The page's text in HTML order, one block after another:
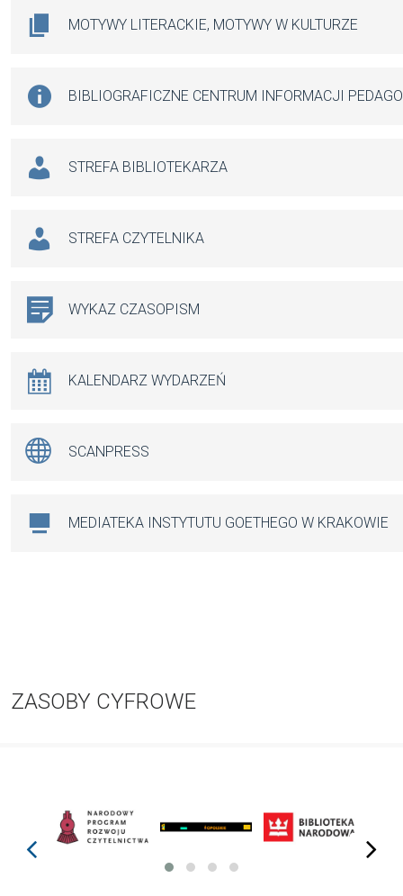
MOTYWY LITERACKIE, MOTYWY W KULTURZE
BIBLIOGRAFICZNE CENTRUM INFORMACJI
STREFA BIBLIOTEKARZA
STREFA CZYTELNIKA
WYKAZ CZASOPISM
KALENDARZ WYDARZEŃ
SCANPRESS
MEDIATEKA INSTYTUTU GOETHEGO W KRAKOWIE
ZASOBY CYFROWE
prev next